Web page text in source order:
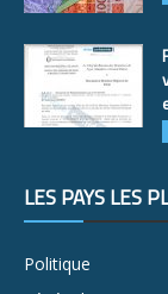
LES PAYS LES
Politique